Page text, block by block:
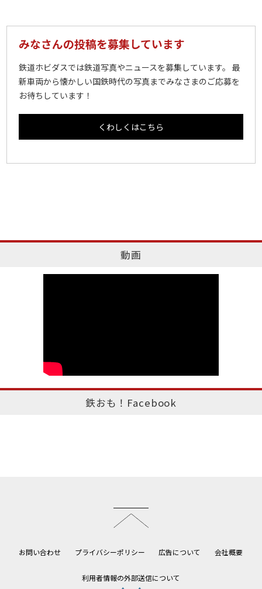
みなさんの投稿を募集しています
鉄道ホビダスでは鉄道写真やニュースを募集しています。 最
新車両から懐かしい国鉄時代の写真までみなさまのご応募を
お待ちしています！
くわしくはこちら
動画
鉄おも！Facebook
お問い合わせ プライバシーポリシー 広告について 会社概要
利用者情報の外部送信について